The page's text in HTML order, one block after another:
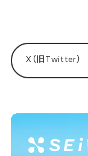
X（旧Twitter）